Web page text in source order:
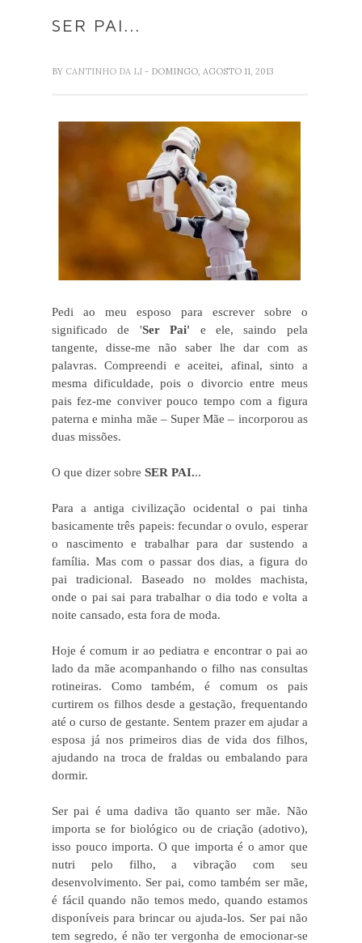
SER PAI...
BY CANTINHO DA LI - DOMINGO, AGOSTO 11, 2013
Pedi ao meu esposo para escrever sobre o
significado de 'Ser Pai' e ele, saindo pela
tangente, disse-me não saber lhe dar com as
palavras. Compreendi e aceitei, afinal, sinto a
mesma dificuldade, pois o divorcio entre meus
pais fez-me conviver pouco tempo com a figura
paterna e minha mãe – Super Mãe – incorporou as
duas missões.
O que dizer sobre SER PAI...
Para a antiga civilização ocidental o pai tinha
basicamente três papeis: fecundar o ovulo, esperar
o nascimento e trabalhar para dar sustendo a
família. Mas com o passar dos dias, a figura do
pai tradicional. Baseado no moldes machista,
onde o pai sai para trabalhar o dia todo e volta a
noite cansado, esta fora de moda.
Hoje é comum ir ao pediatra e encontrar o pai ao
lado da mãe acompanhando o filho nas consultas
rotineiras. Como também, é comum os pais
curtirem os filhos desde a gestação, frequentando
até o curso de gestante. Sentem prazer em ajudar a
esposa já nos primeiros dias de vida dos filhos,
ajudando na troca de fraldas ou embalando para
dormir.
Ser pai é uma dadiva tão quanto ser mãe. Não
importa se for biológico ou de criação (adotivo),
isso pouco importa. O que importa é o amor que
nutri pelo filho, a vibração com seu
desenvolvimento. Ser pai, como também ser mãe,
é fácil quando não temos medo, quando estamos
disponíveis para brincar ou ajuda-los. Ser pai não
tem segredo, é não ter vergonha de emocionar-se